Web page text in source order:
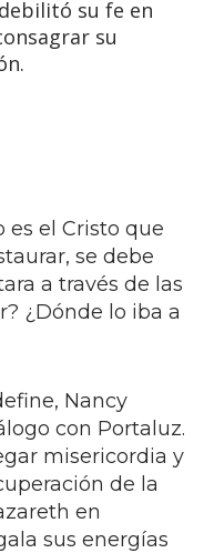
su fe en
su
es el Cristo que
se debe
a través de las
¿Dónde lo iba a
Nancy
con Portaluz.
misericordia y
de la
en
sus energías